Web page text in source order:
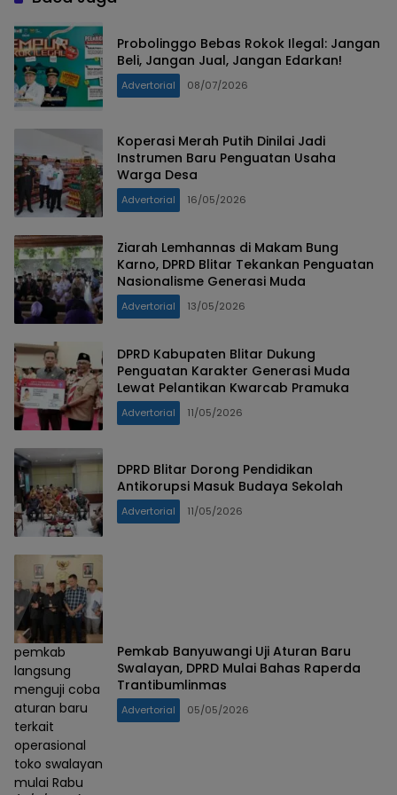
Probolinggo Bebas Rokok Ilegal: Jangan
Beli, Jangan Jual, Jangan Edarkan!
Advertorial 08/07/2026
Koperasi Merah Putih Dinilai Jadi
Instrumen Baru Penguatan Usaha
Warga Desa
Advertorial 16/05/2026
Ziarah Lemhannas di Makam Bung
Karno, DPRD Blitar Tekankan Penguatan
Nasionalisme Generasi Muda
Advertorial 13/05/2026
DPRD Kabupaten Blitar Dukung
Penguatan Karakter Generasi Muda
Lewat Pelantikan Kwarcab Pramuka
Advertorial 11/05/2026
DPRD Blitar Dorong Pendidikan
Antikorupsi Masuk Budaya Sekolah
Advertorial 11/05/2026
pemkab
langsung
menguji coba
aturan baru
terkait
operasional
toko swalayan
mulai Rabu
Pemkab Banyuwangi Uji Aturan Baru
Swalayan, DPRD Mulai Bahas Raperda
Trantibumlinmas
Advertorial 05/05/2026